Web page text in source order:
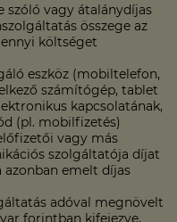
szóló vagy átalánydíjas
összege az
költséget
eszköz (mobiltelefon,
számítógép, tablet
kapcsolatának,
(pl. mobilfizetés)
vagy más
szolgáltatója díjat
emelt díjas
adóval megnövelt
forintban kifejezve,